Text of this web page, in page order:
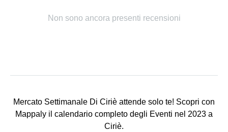
Non sono ancora presenti recensioni
Mercato Settimanale Di Ciriè attende solo te! Scopri con
Mappaly il calendario completo degli Eventi nel 2023 a
Ciriè.